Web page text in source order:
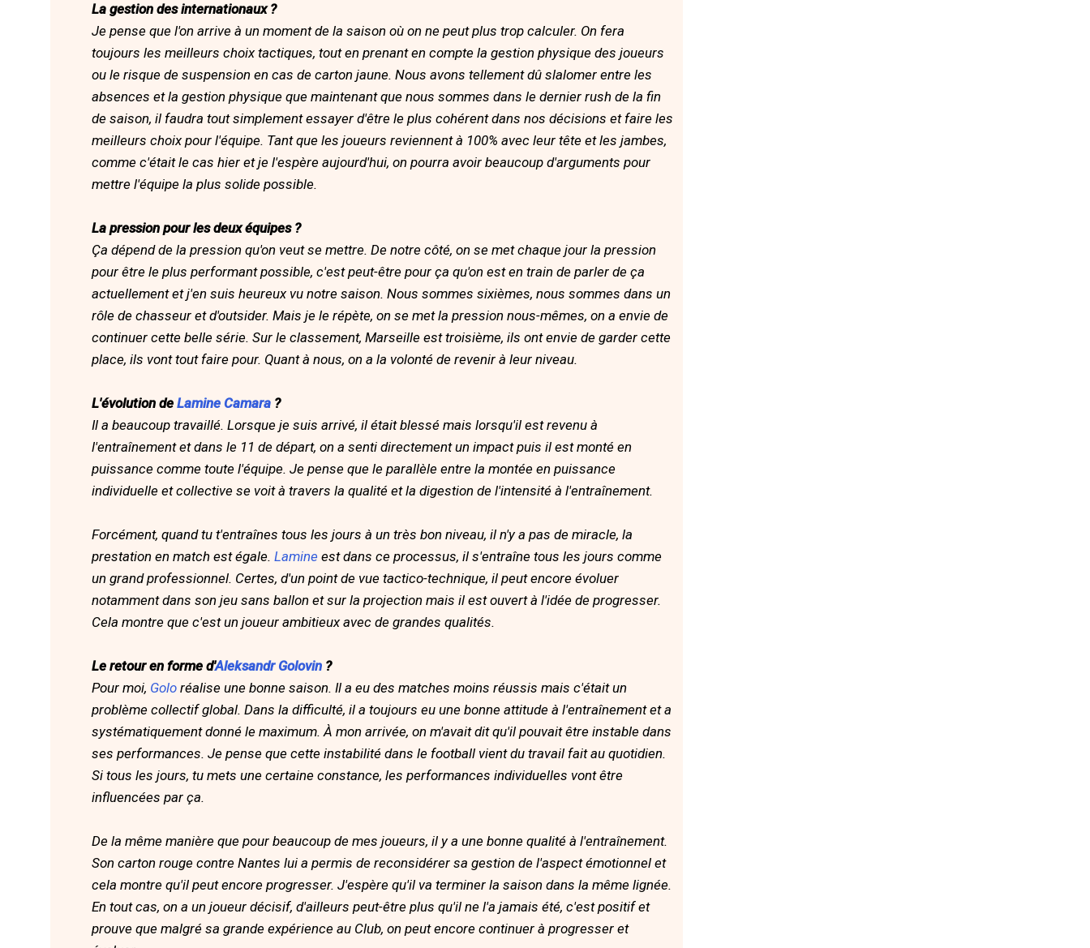
La gestion des internationaux ?
Je pense que l'on arrive à un moment de la saison où on ne peut plus trop calculer. On fera
toujours les meilleurs choix tactiques, tout en prenant en compte la gestion physique des joueurs
ou le risque de suspension en cas de carton jaune. Nous avons tellement dû slalomer entre les
absences et la gestion physique que maintenant que nous sommes dans le dernier rush de la fin
de saison, il faudra tout simplement essayer d'être le plus cohérent dans nos décisions et faire les
meilleurs choix pour l'équipe. Tant que les joueurs reviennent à 100% avec leur tête et les jambes,
comme c'était le cas hier et je l'espère aujourd'hui, on pourra avoir beaucoup d'arguments pour
mettre l'équipe la plus solide possible.
La pression pour les deux équipes ?
Ça dépend de la pression qu'on veut se mettre. De notre côté, on se met chaque jour la pression
pour être le plus performant possible, c'est peut-être pour ça qu'on est en train de parler de ça
actuellement et j'en suis heureux vu notre saison. Nous sommes sixièmes, nous sommes dans un
rôle de chasseur et d'outsider. Mais je le répète, on se met la pression nous-mêmes, on a envie de
continuer cette belle série. Sur le classement, Marseille est troisième, ils ont envie de garder cette
place, ils vont tout faire pour. Quant à nous, on a la volonté de revenir à leur niveau.
L'évolution de Lamine Camara ?
Il a beaucoup travaillé. Lorsque je suis arrivé, il était blessé mais lorsqu'il est revenu à
l'entraînement et dans le 11 de départ, on a senti directement un impact puis il est monté en
puissance comme toute l'équipe. Je pense que le parallèle entre la montée en puissance
individuelle et collective se voit à travers la qualité et la digestion de l'intensité à l'entraînement.
Forcément, quand tu t'entraînes tous les jours à un très bon niveau, il n'y a pas de miracle, la
prestation en match est égale. Lamine est dans ce processus, il s'entraîne tous les jours comme
un grand professionnel. Certes, d'un point de vue tactico-technique, il peut encore évoluer
notamment dans son jeu sans ballon et sur la projection mais il est ouvert à l'idée de progresser.
Cela montre que c'est un joueur ambitieux avec de grandes qualités.
Le retour en forme d'Aleksandr Golovin ?
Pour moi, Golo réalise une bonne saison. Il a eu des matches moins réussis mais c'était un
problème collectif global. Dans la difficulté, il a toujours eu une bonne attitude à l'entraînement et a
systématiquement donné le maximum. À mon arrivée, on m'avait dit qu'il pouvait être instable dans
ses performances. Je pense que cette instabilité dans le football vient du travail fait au quotidien.
Si tous les jours, tu mets une certaine constance, les performances individuelles vont être
influencées par ça.
De la même manière que pour beaucoup de mes joueurs, il y a une bonne qualité à l'entraînement.
Son carton rouge contre Nantes lui a permis de reconsidérer sa gestion de l'aspect émotionnel et
cela montre qu'il peut encore progresser. J'espère qu'il va terminer la saison dans la même lignée.
En tout cas, on a un joueur décisif, d'ailleurs peut-être plus qu'il ne l'a jamais été, c'est positif et
prouve que malgré sa grande expérience au Club, on peut encore continuer à progresser et